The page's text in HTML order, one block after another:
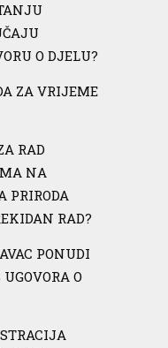
O DJELU?
ZA VRIJEME
RAD
NA
PRIRODA
RAD?
PONUDI
O